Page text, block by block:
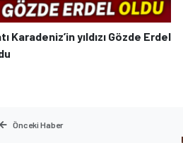
Karadeniz’in yıldızı Gözde Erdel
Önceki Haber